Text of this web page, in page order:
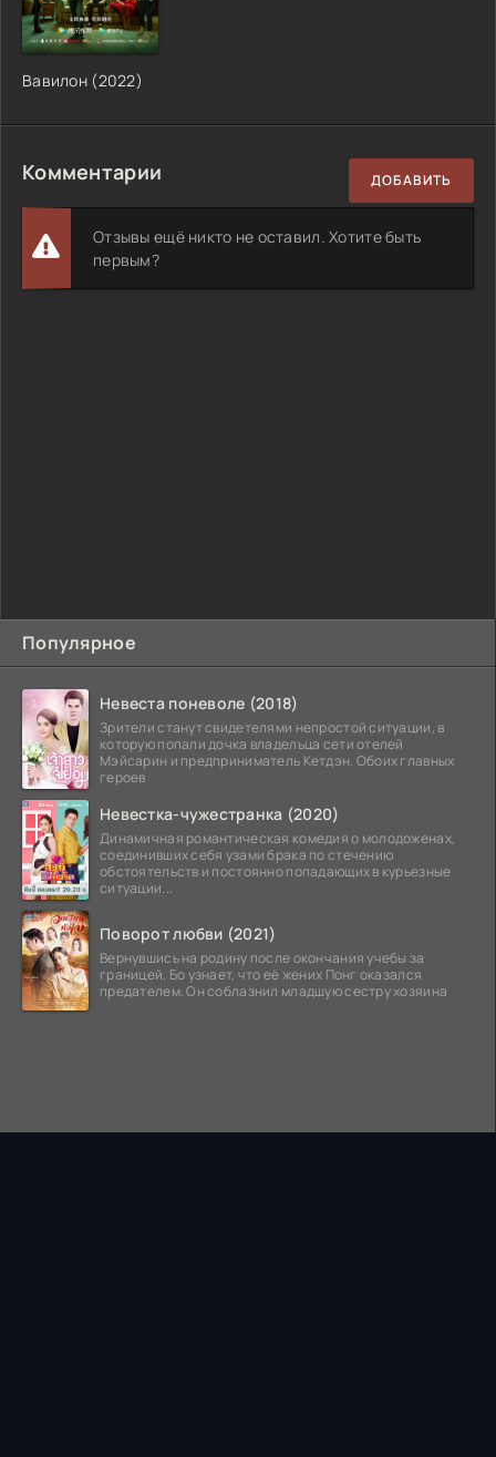
Популярное
Невеста поневоле (2018)
Зрители станут свидетелями непростой ситуации, в
которую попали дочка владельца сети отелей
Мэйсарин и предприниматель Кетдэн. Обоих главных
героев
Невестка-чужестранка (2020)
Динамичная романтическая комедия о молодоженах,
соединивших себя узами брака по стечению
обстоятельств и постоянно попадающих в курьезные
ситуации...
Поворот любви (2021)
Вернувшись на родину после окончания учебы за
границей, Бо узнает, что её жених Понг оказался
предателем. Он соблазнил младшую сестру хозяина
Вавилон (2022)
Комментарии ДОБАВИТЬ
Отзывы ещё никто не оставил. Хотите быть
первым?